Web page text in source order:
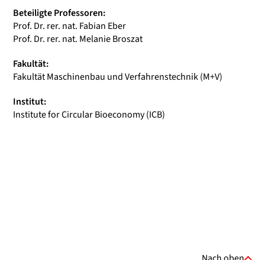
Beteiligte Professoren:
Prof. Dr. rer. nat. Fabian Eber
Prof. Dr. rer. nat. Melanie Broszat
Fakultät:
Fakultät Maschinenbau und Verfahrenstechnik (M+V)
Institut:
Institute for Circular Bioeconomy (ICB)